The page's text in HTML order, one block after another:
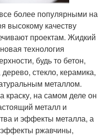
более популярными на
высокому качеству
проектам. Жидкий
технология
будь то бетон,
стекло, керамика,
металлом.
на самом деле он
металл и
и эффекты металла, а
ржавчины,